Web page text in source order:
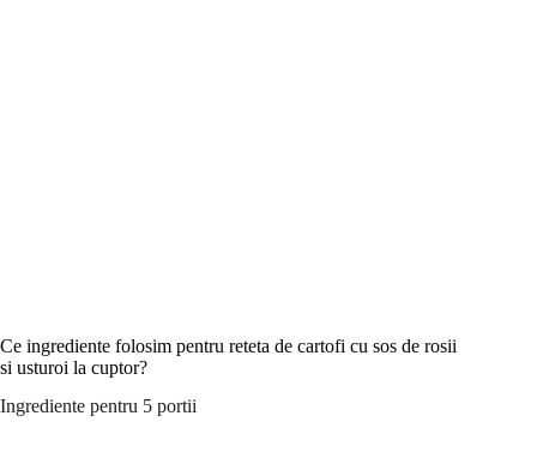
Ce ingrediente folosim pentru reteta de cartofi cu sos de rosii
si usturoi la cuptor?
Ingrediente pentru 5 portii